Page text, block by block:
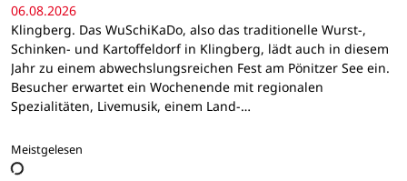
06.08.2026
Klingberg. Das WuSchiKaDo, also das traditionelle Wurst-,
Schinken- und Kartoffeldorf in Klingberg, lädt auch in diesem
Jahr zu einem abwechslungsreichen Fest am Pönitzer See ein.
Besucher erwartet ein Wochenende mit regionalen
Spezialitäten, Livemusik, einem Land-…
Meistgelesen